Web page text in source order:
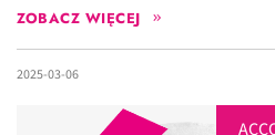
ZOBACZ WIĘCEJ
2025-03-06